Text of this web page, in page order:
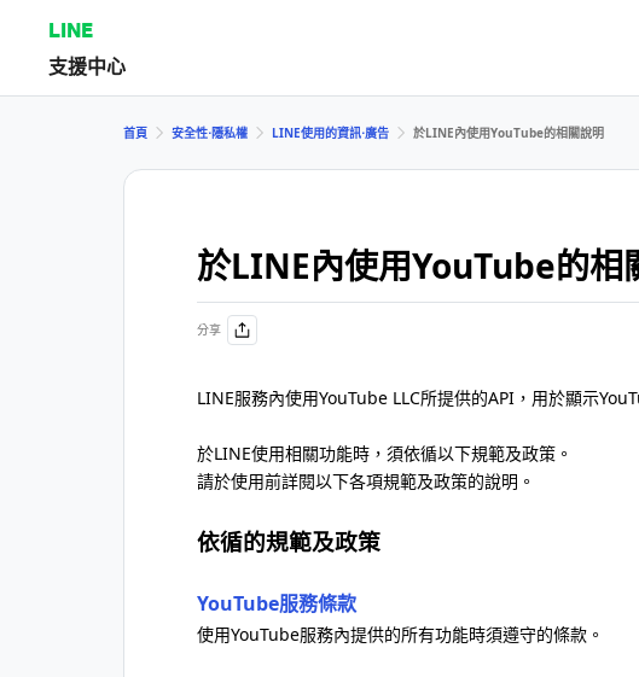
LINE
支援中心
首頁 安全性⋅隱私權 LINE使用的資訊⋅廣告 於LINE內使用YouTube的相關說明
於LINE內使用YouTube的相
分享
LINE服務內使用YouTube LLC所提供的API，用於顯示
於LINE使用相關功能時，須依循以下規範及政策。
請於使用前詳閱以下各項規範及政策的說明。
依循的規範及政策
YouTube服務條款
使用YouTube服務內提供的所有功能時須遵守的條款。